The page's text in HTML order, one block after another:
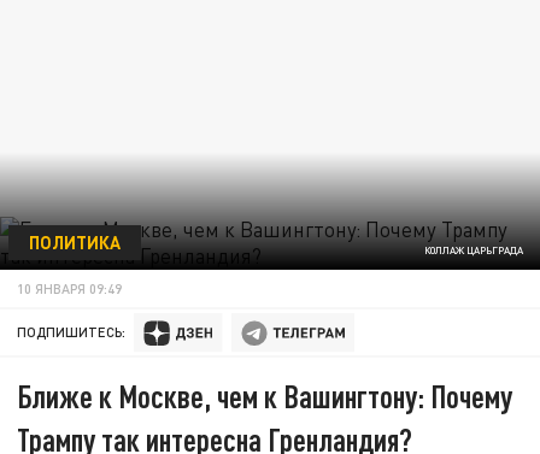
КОЛЛАЖ ЦАРЬГРАДА
ПОЛИТИКА
10 ЯНВАРЯ 09:49
ПОДПИШИТЕСЬ:
Ближе к Москве, чем к Вашингтону: Почему
Трампу так интересна Гренландия?